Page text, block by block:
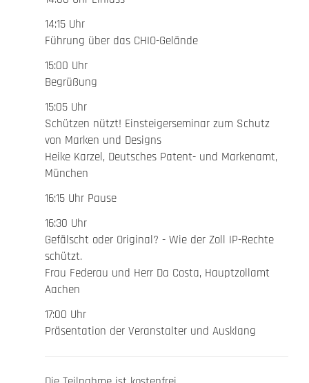
14:15 Uhr
Führung über das CHIO-Gelände
15:00 Uhr
Begrüßung
15:05 Uhr
Schützen nützt! Einsteigerseminar zum Schutz
von Marken und Designs
Heike Karzel, Deutsches Patent- und Markenamt,
München
16:15 Uhr Pause
16:30 Uhr
Gefälscht oder Original? - Wie der Zoll IP-Rechte
schützt.
Frau Federau und Herr Da Costa, Hauptzollamt
Aachen
17:00 Uhr
Präsentation der Veranstalter und Ausklang